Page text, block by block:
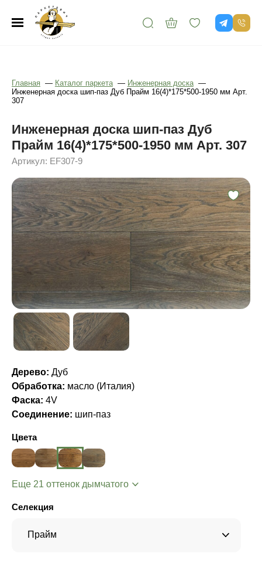
Главная — Каталог паркета — Инженерная доска —
Инженерная доска шип-паз Дуб Прайм 16(4)*175*500-1950 мм Арт.
307
Инженерная доска шип-паз Дуб
Прайм 16(4)*175*500-1950 мм Арт. 307
Артикул: EF307-9
Дерево: Дуб
Обработка: масло (Италия)
Фаска: 4V
Соединение: шип-паз
Цвета
Еще 21 оттенок дымчатого
Селекция
Прайм